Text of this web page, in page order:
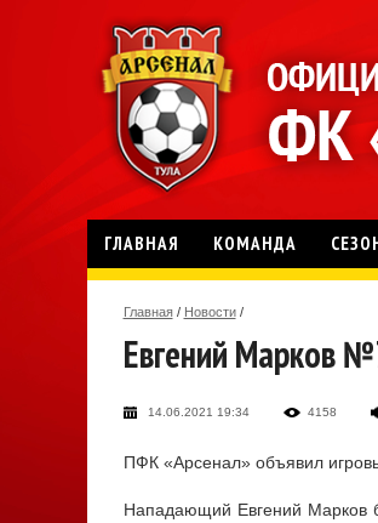
ГЛАВНАЯ КОМАНДА
Главная / Новости /
Евгений Марков
14.06.2021 19:34 4158
ПФК «Арсенал» объявил
Нападающий Евгений Марков